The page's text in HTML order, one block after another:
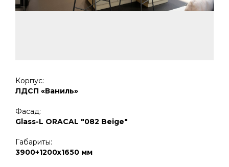
Корпус:
ЛДСП «Ваниль»
Фасад:
Glass-L ORACAL "082 Beige"
Габариты:
3900+1200x1650 мм